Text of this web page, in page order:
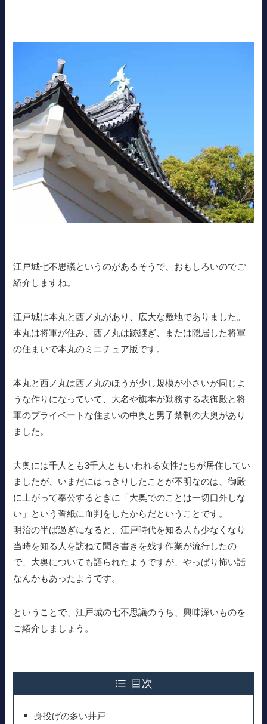
江戸城七不思議というのがあるそうで、おもしろいのでご
紹介しますね。
江戸城は本丸と西ノ丸があり、広大な敷地でありました。
本丸は将軍が住み、西ノ丸は跡継ぎ、または隠居した将軍
の住まいで本丸のミニチュア版です。
本丸と西ノ丸は西ノ丸のほうが少し規模が小さいが同じよ
うな作りになっていて、大名や旗本が勤務する表御殿と将
軍のプライベートな住まいの中奥と男子禁制の大奥があり
ました。
大奥には千人とも3千人ともいわれる女性たちが居住してい
ましたが、いまだにはっきりしたことが不明なのは、御殿
に上がって奉公するときに「大奥でのことは一切口外しな
い」という誓紙に血判をしたからだということです。
明治の半ば過ぎになると、江戸時代を知る人も少なくなり
当時を知る人を訪ねて聞き書きを残す作業が流行したの
で、大奥についても語られたようですが、やっぱり怖い話
なんかもあったようです。
ということで、江戸城の七不思議のうち、興味深いものを
ご紹介しましょう。
目次
身投げの多い井戸